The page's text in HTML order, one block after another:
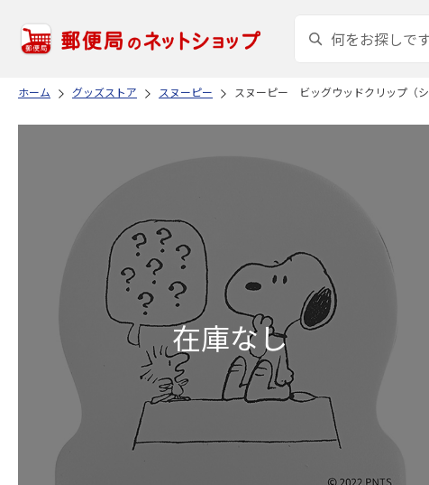
ホーム グッズストア スヌーピー スヌーピー ビッグウッドクリップ（シ